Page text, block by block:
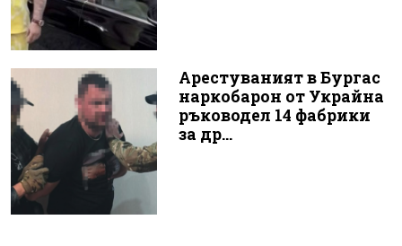
Арестуваният в Бургас
наркобарон от Украйна
ръководел 14 фабрики
за др...